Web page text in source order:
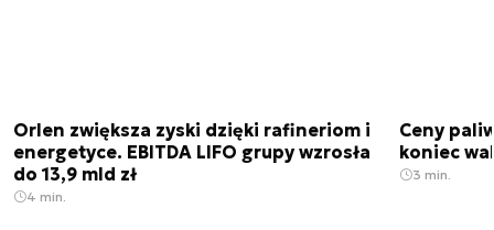
Orlen zwiększa zyski dzięki rafineriom i
energetyce. EBITDA LIFO grupy wzrosła
do 13,9 mld zł
4 min.
Ceny
koniec
3 min.